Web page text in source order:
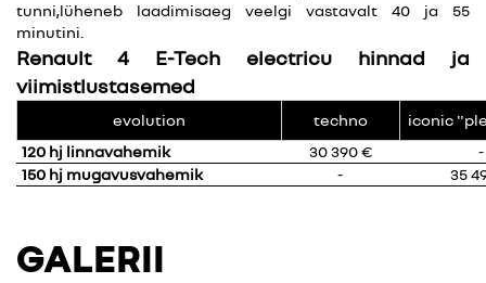
tunni,lüheneb laadimisaeg veelgi vastavalt 40 ja 55
minutini.
Renault 4 E-Tech electricu hinnad ja
viimistlustasemed
evolution techno
iconic
120 hj linnavahemik
30 390 €
-
150 hj mugavusvahemik
- 35
GALERII